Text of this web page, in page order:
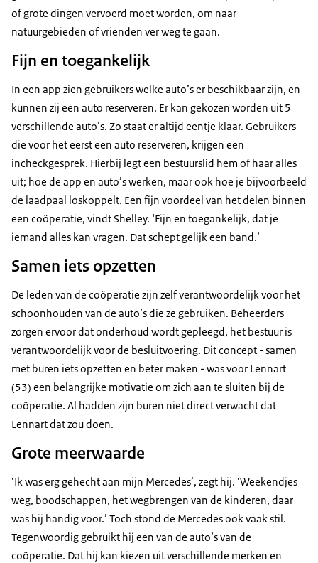
de coöperatie ben aangesloten We doen echt alles
samen Het onderhoud, het schoonmaken etc... En
dat zorgt ervoor dat ik er vijftig vrienden bij
gekregen heb En op deze manier houden we veel
meer parkeerplekken over in de buurt En die
veranderen wij leuk in groene plekken Dat is veel
beter voor de aarde En voor onze leefomgeving Ik
kan het echt iedereen aanraden!
of grote dingen vervoerd moet worden, om naar
natuurgebieden of vrienden ver weg te gaan.
Fijn en toegankelijk
In een app zien gebruikers welke auto’s er beschikbaar zijn, en
kunnen zij een auto reserveren. Er kan gekozen worden uit 5
verschillende auto’s. Zo staat er altijd eentje klaar. Gebruikers
die voor het eerst een auto reserveren, krijgen een
incheckgesprek. Hierbij legt een bestuurslid hem of haar alles
uit; hoe de app en auto’s werken, maar ook hoe je bijvoorbeeld
de laadpaal loskoppelt. Een fijn voordeel van het delen binnen
een coöperatie, vindt Shelley. ‘Fijn en toegankelijk, dat je
iemand alles kan vragen. Dat schept gelijk een band.’
Samen iets opzetten
De leden van de coöperatie zijn zelf verantwoordelijk voor het
schoonhouden van de auto’s die ze gebruiken. Beheerders
zorgen ervoor dat onderhoud wordt gepleegd, het bestuur is
verantwoordelijk voor de besluitvoering. Dit concept - samen
met buren iets opzetten en beter maken - was voor Lennart
(53) een belangrijke motivatie om zich aan te sluiten bij de
coöperatie. Al hadden zijn buren niet direct verwacht dat
Lennart dat zou doen.
Grote meerwaarde
‘Ik was erg gehecht aan mijn Mercedes’, zegt hij. ‘Weekendjes
weg, boodschappen, het wegbrengen van de kinderen, daar
was hij handig voor.’ Toch stond de Mercedes ook vaak stil.
Tegenwoordig gebruikt hij een van de auto’s van de
coöperatie. Dat hij kan kiezen uit verschillende merken en